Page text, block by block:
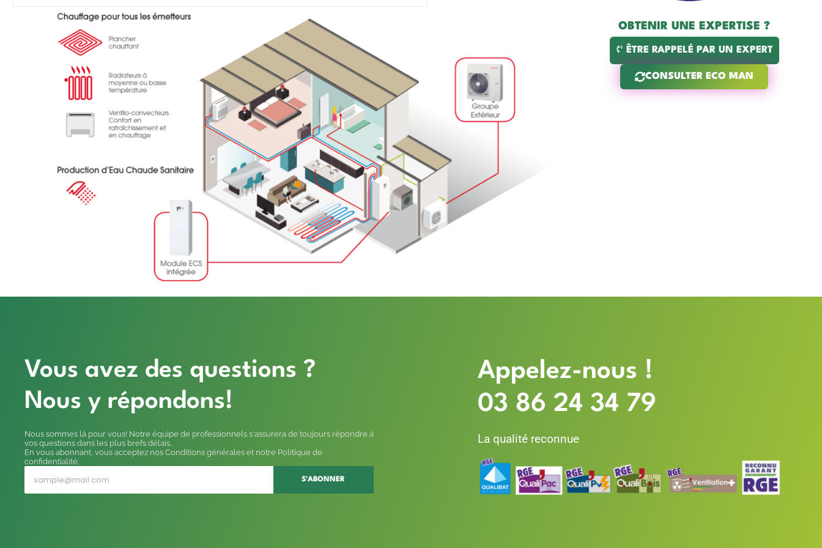
OBTENIR UNE EXPERTISE ?
ÊTRE RAPPELÉ PAR UN EXPERT
CONSULTER ECO MAN
Vous avez des questions ?
Nous y répondons!
Nous sommes là pour vous! Notre équipe de professionnels s'assurera de toujours répondre à
vos questions dans les plus brefs délais..
En vous abonnant, vous acceptez nos Conditions générales et notre Politique de
confidentialité,
S'ABONNER
Appelez-nous !
03 86 24 34 79
La qualité reconnue